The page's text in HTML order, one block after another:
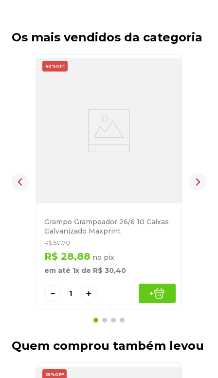
Os mais vendidos da categoria
40% OFF
Grampo Grampeador 26/6 10 Caixas
Galvanizado Maxprint
R$ 50,70
R$ 28,88 no pix
em até 1x de R$ 30,40
＋
－ +
Quem comprou também levou
25% OFF